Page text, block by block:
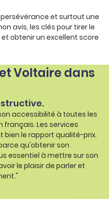
et surtout une
avis, les clés pour tirer le
obtenir un excellent score
Voltaire dans
accessibilité à toutes les
français. Les services
le rapport qualité-prix.
qu'obtenir son
essentiel à mettre sur son
le plaisir de parler et